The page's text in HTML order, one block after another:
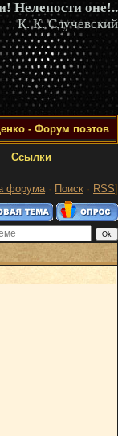
Нелепости оне!..
К. К. Случевский
- Форум поэтов
Ссылки
форума· Поиск · RSS]